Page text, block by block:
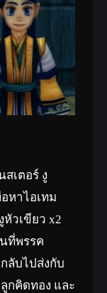
เตอร์ งู
หาไอเทม
หัวเขียว x2
ที่พรรค
ลับไปส่งกับ
กคิดทอง และ